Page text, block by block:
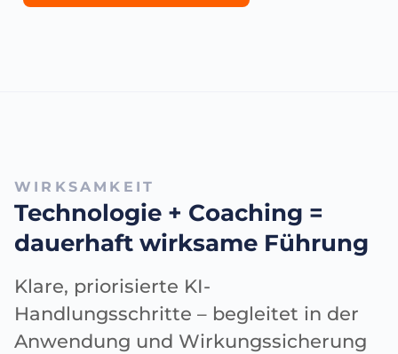
WIRKSAMKEIT
Technologie + Coaching =
dauerhaft wirksame Führung
Klare, priorisierte KI-
Handlungsschritte – begleitet in der
Anwendung und Wirkungssicherung